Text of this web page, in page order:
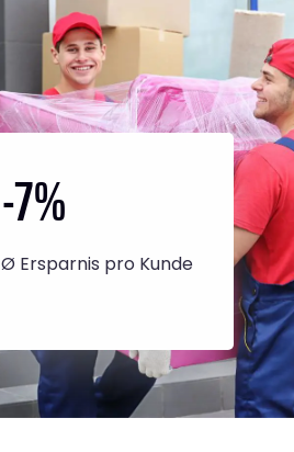
-7%
Ø Ersparnis pro Kunde